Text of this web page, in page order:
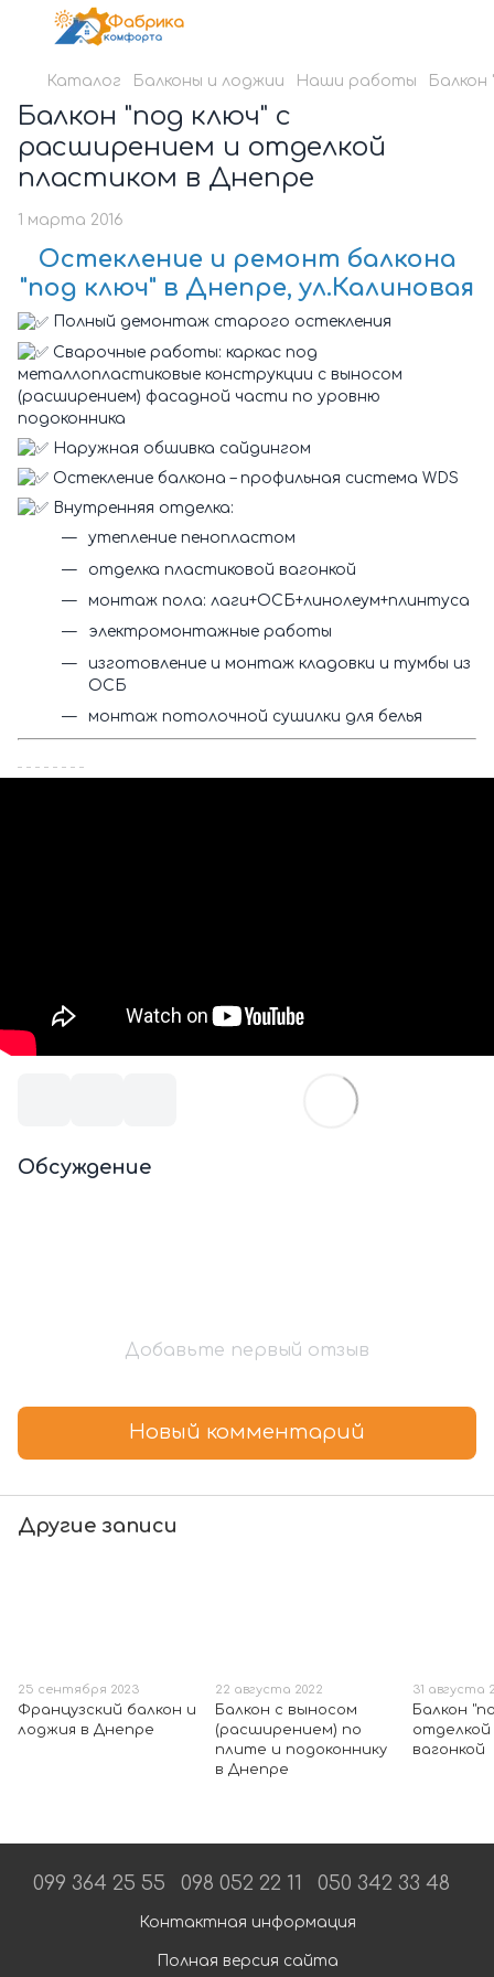
Каталог Балконы и лоджии Наши работы Балкон
Балкон "под ключ" с
расширением и отделкой
пластиком в Днепре
1 марта 2016
Остекление и ремонт балкона
"под ключ" в Днепре, ул.Калиновая
Полный демонтаж старого остекления
Сварочные работы: каркас под
металлопластиковые конструкции с выносом
(расширением) фасадной части по уровню
подоконника
Наружная обшивка сайдингом
Остекление балкона – профильная система WDS
Внутренняя отделка:
утепление пенопластом
отделка пластиковой вагонкой
монтаж пола: лаги+ОСБ+линолеум+плинтуса
электромонтажные работы
изготовление и монтаж кладовки и тумбы из
ОСБ
монтаж потолочной сушилки для белья
Обсуждение
Добавьте первый отзыв
Новый комментарий
Другие записи
25 сентября 2023
Французский балкон и
лоджия в Днепре
22 августа 2022
Балкон с выносом
(расширением) по
плите и подоконнику
в Днепре
31 августа
Балкон
вагонкой
099 364 25 55 098 052 22 11 050 342 33 48
Контактная информация
Полная версия сайта